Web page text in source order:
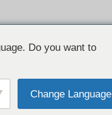
Do you want to
Change Language